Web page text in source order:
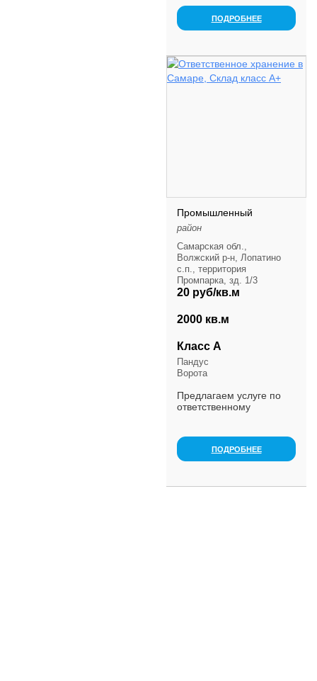
ПОДРОБНЕЕ
Промышленный
район
Самарская обл.,
Волжский р-н, Лопатино
с.п., территория
Промпарка, зд. 1/3
20 руб/кв.м
2000 кв.м
Класс А
Пандус
Ворота
Предлагаем услуге по
ответственному
склад категории А+
Новая погрузочно/
разгрузочная техника
ПОДРОБНЕЕ